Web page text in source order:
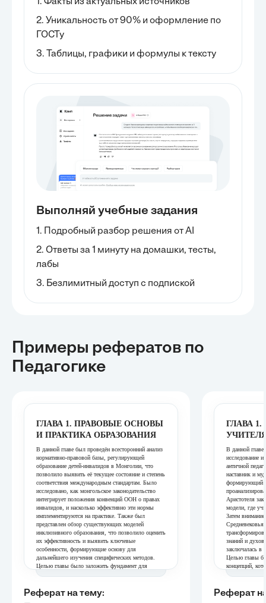
2. Уникальность от 90% и оформление по
ГОСТу
3. Таблицы, графики и формулы к тексту
Выполняй учебные задания
1. Подробный разбор решения от AI
2. Ответы за 1 минуту на домашки, тесты,
лабы
3. Безлимитный доступ с подпиской
Примеры рефератов по
Педагогике
ГЛАВА 1. ПРАВОВЫЕ ОСНОВЫ
И ПРАКТИКА ОБРАЗОВАНИЯ
В данной главе был проведён всесторонний анализ
нормативно-правовой базы, регулирующей
образование детей-инвалидов в Монголии, что
позволило выявить её текущее состояние и степень
соответствия международным стандартам. Было
исследовано, как монгольское законодательство
интегрирует положения конвенций ООН о правах
инвалидов, и насколько эффективно эти нормы
имплементируются на практике. Также был
представлен обзор существующих моделей
инклюзивного образования, что позволило оценить
их эффективность и выявить ключевые
особенности, формирующие основу для
дальнейшего изучения специфических методов.
Целью главы было заложить фундамент для
понимания контекста, в котором применяются
подчеркивая значимость правовой основы для
развития инклюзивного образования.
Реферат на тему:
ГЛАВА
В данной главе
исследование
античной
наставник и
формирующий
Аристотеля
модели, где
Затем
знаний и
заключалась в
Целью главы
концепций,
развития
Это позволило
авторитета и
Реферат